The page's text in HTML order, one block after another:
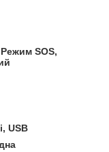
SOS,
USB